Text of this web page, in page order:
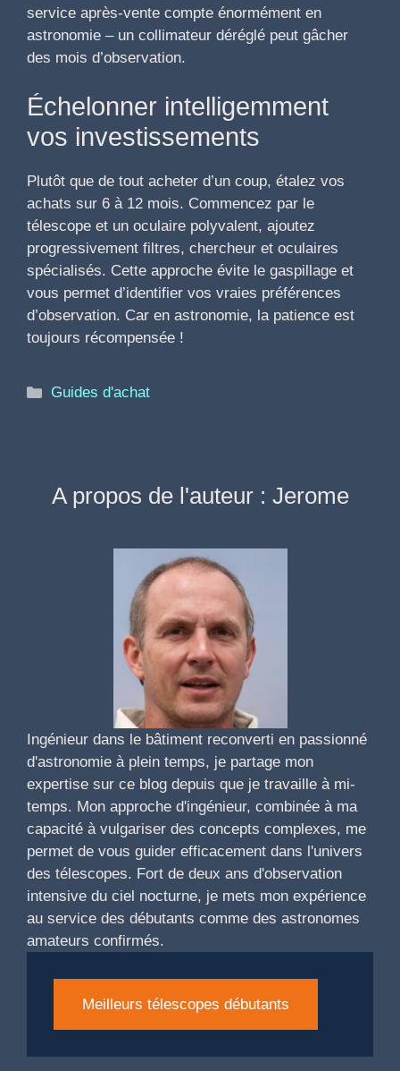
service après-vente compte énormément en
astronomie – un collimateur déréglé peut gâcher
des mois d’observation.
Échelonner intelligemment
vos investissements
Plutôt que de tout acheter d’un coup, étalez vos
achats sur 6 à 12 mois. Commencez par le
télescope et un oculaire polyvalent, ajoutez
progressivement filtres, chercheur et oculaires
spécialisés. Cette approche évite le gaspillage et
vous permet d’identifier vos vraies préférences
d’observation. Car en astronomie, la patience est
toujours récompensée !
Catégories
Guides d'achat
A propos de l'auteur : Jerome
Ingénieur dans le bâtiment reconverti en passionné
d'astronomie à plein temps, je partage mon
expertise sur ce blog depuis que je travaille à mi-
temps. Mon approche d'ingénieur, combinée à ma
capacité à vulgariser des concepts complexes, me
permet de vous guider efficacement dans l'univers
des télescopes. Fort de deux ans d'observation
intensive du ciel nocturne, je mets mon expérience
au service des débutants comme des astronomes
amateurs confirmés.
Meilleurs télescopes débutants